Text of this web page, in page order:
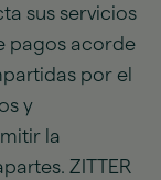
sus servicios
pagos acorde
por el
y
la
ZITTER